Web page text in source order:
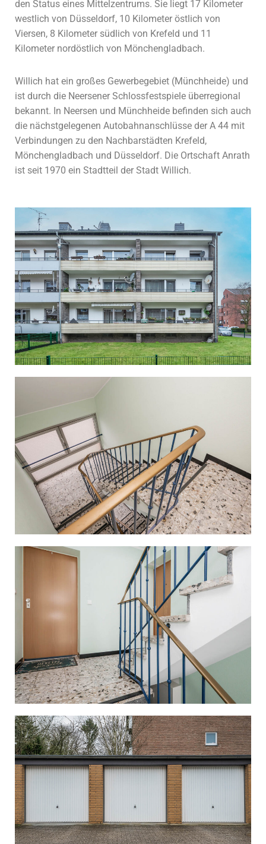
den Status eines Mittelzentrums. Sie liegt 17 Kilometer
westlich von Düsseldorf, 10 Kilometer östlich von
Viersen, 8 Kilometer südlich von Krefeld und 11
Kilometer nordöstlich von Mönchengladbach.
Willich hat ein großes Gewerbegebiet (Münchheide) und
ist durch die Neersener Schlossfestspiele überregional
bekannt. In Neersen und Münchheide befinden sich auch
die nächstgelegenen Autobahnanschlüsse der A 44 mit
Verbindungen zu den Nachbarstädten Krefeld,
Mönchengladbach und Düsseldorf. Die Ortschaft Anrath
ist seit 1970 ein Stadtteil der Stadt Willich.